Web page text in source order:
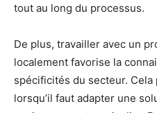
tout au long du processus.
De plus, travailler avec un
localement favorise la
spécificités du secteur.
lorsqu’il faut adapter une